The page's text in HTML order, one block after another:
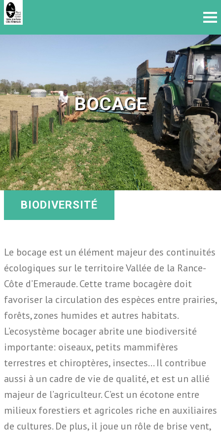
BOCAGE
BIODIVERSITÉ
Le bocage est un élément majeur des continuités
écologiques sur le territoire Vallée de la Rance-
Côte d’Emeraude. Cette trame bocagère doit
favoriser la circulation des espèces entre prairies,
forêts, zones humides et autres habitats.
L’ecosystème bocager abrite une biodiversité
importante: oiseaux, petits mammifères
terrestres et chiroptères, insectes… Il contribue
aussi à un cadre de vie de qualité, et est un allié
majeur de l’agriculteur. C’est un écotone entre
milieux forestiers et agricoles riche en auxiliaires
de cultures. De plus, il joue un rôle de brise vent,